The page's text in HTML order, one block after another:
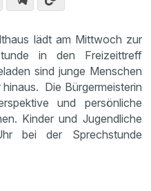
lädt am Mittwoch zur
in den Freizeittreff
sind junge Menschen
Die Bürgermeisterin
und persönliche
Kinder und Jugendliche
bei der Sprechstunde